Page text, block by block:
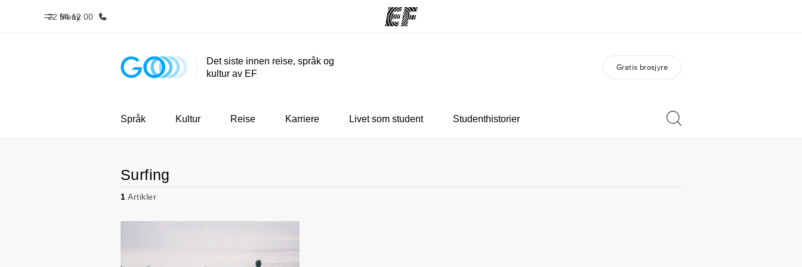
Meny
22 94 12 00
Hjem Programmer Karriere
Det siste innen reise, språk og
kultur av EF
Gratis brosjyre
Språk Kultur Reise Karriere Livet som student Studenthistorier
Surfing
1 Artikler